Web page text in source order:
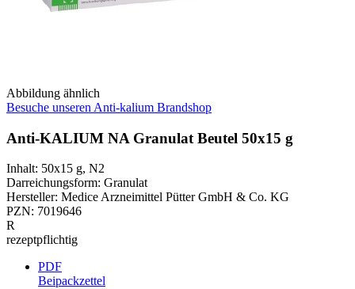
Abbildung ähnlich
Besuche unseren Anti-kalium Brandshop
Anti-KALIUM NA Granulat Beutel 50x15 g
Inhalt: 50x15 g, N2
Darreichungsform: Granulat
Hersteller: Medice Arzneimittel Pütter GmbH & Co. KG
PZN: 7019646
R
rezeptpflichtig
PDF
Beipackzettel